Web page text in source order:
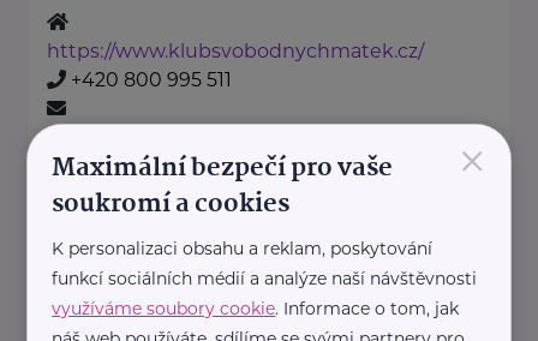
https://www.klubsvobodnychmatek.cz/
+420 800 995 511
Povltavská 5/74 Praha 7 – Troja
"Dáváme oblečení nový život,
pomáháme potřebným."
×
Maximální bezpečí pro vaše
soukromí a cookies
K personalizaci obsahu a reklam, poskytování
funkcí sociálních médií a analýze naší návštěvnosti
využíváme soubory cookie. Informace o tom, jak